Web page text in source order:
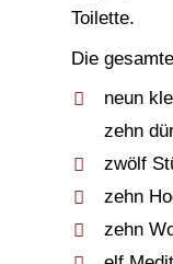
Toilette.
Die
neun
zehn
zwölf
zehn
zehn